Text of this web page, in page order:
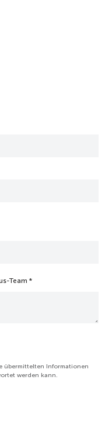
Team *
übermittelten Informationen
werden kann.